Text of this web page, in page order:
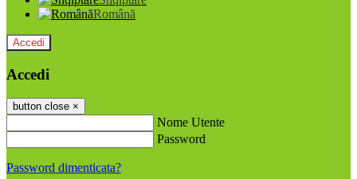
Română
Accedi
Accedi
button close ×
Nome Utente
Password
Password dimenticata?